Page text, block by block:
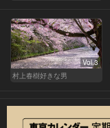
Vol.3
村上春樹好きな男